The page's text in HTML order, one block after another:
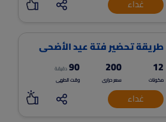
غداء
طريقة تحضير فتة عيد الأضحى
12
مكونات
200
سعر حرارى
90 دقيقة
وقت الطهى
غداء